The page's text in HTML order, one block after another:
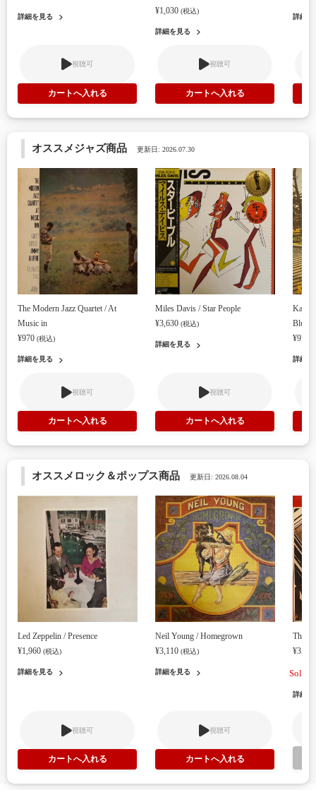
詳細を見る
視聴可
¥1,030(税込)
詳細を見る
視聴可
詳細を
オススメジャズ商品 更新日: 2026.07.30
The Modern Jazz Quartet / At
Music in
¥970 (税込)
詳細を見る
視聴可
Miles Davis / Star People
¥3,630(税込)
詳細を見る
視聴可
Karin
Blues
¥970
詳細を
オススメロック＆ポップス商品 更新日: 2026.08.04
Led Zeppelin / Presence
¥1,960 (税込)
詳細を見る
視聴可
Neil Young / Homegrown
¥3,110(税込)
詳細を見る
視聴可
The
詳細を